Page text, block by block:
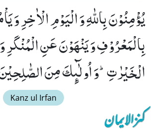
یُؤْمِنُوْنَ بِاللّٰهِ وَ الْیَوْمِ الْاٰخِرِ وَ
بِالْمَعْرُوْفِ وَ یَنْهَوْنَ عَنِ الْمُنْكَرِ
الْخَیْرٰتِؕ-وَ اُولٰٓىٕكَ مِنَ
Kanz ul Irfan
کنزالایمان